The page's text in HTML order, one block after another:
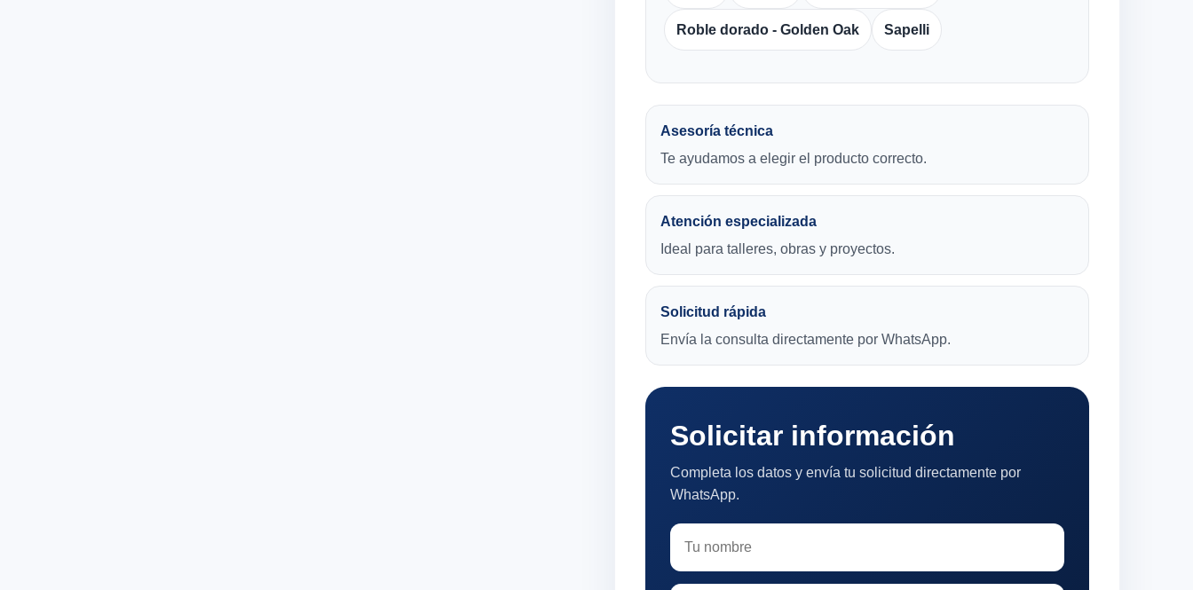
Roble dorado - Golden Oak Sapelli
Asesoría técnica
Te ayudamos a elegir el producto correcto.
Atención especializada
Ideal para talleres, obras y proyectos.
Solicitud rápida
Envía la consulta directamente por WhatsApp.
Solicitar información
Completa los datos y envía tu solicitud directamente por
WhatsApp.